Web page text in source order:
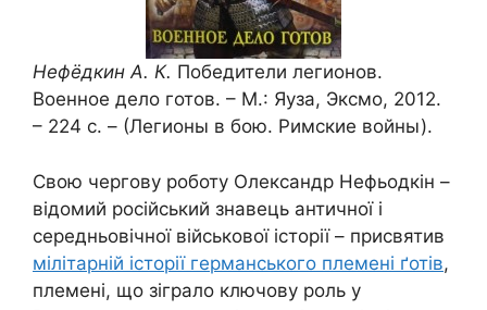
Нефёдкин А. К. Победители легионов.
Военное дело готов. – М.: Яуза, Эксмо, 2012.
– 224 с. – (Легионы в бою. Римские войны).
Свою чергову роботу Олександр Нефьодкін –
відомий російський знавець античної і
середньовічної військової історії – присвятив
мілітарній історії германського племені ґотів,
племені, що зіграло ключову роль у